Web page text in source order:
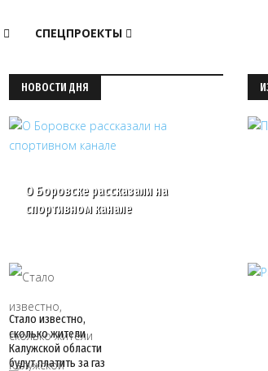
СПЕЦПРОЕКТЫ
НОВОСТИ ДНЯ
О Боровске рассказали на
спортивном канале
Стало известно,
сколько жители
Калужской области
будут платить за газ